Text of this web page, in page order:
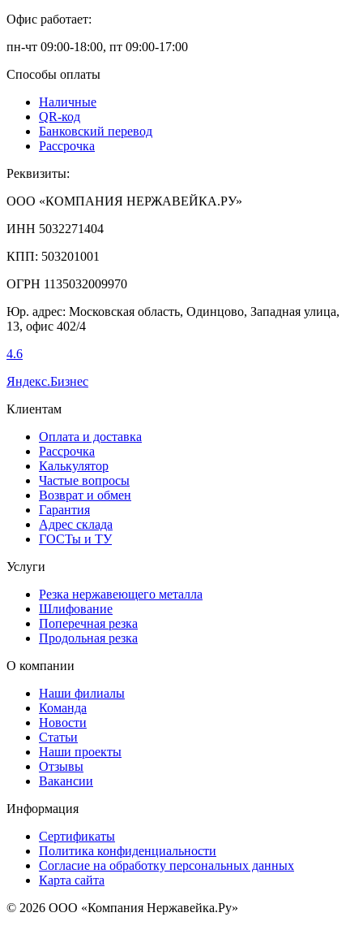
Офис работает:
пн-чт 09:00-18:00, пт 09:00-17:00
Способы оплаты
Наличные
QR-код
Банковский перевод
Рассрочка
Реквизиты:
ООО «КОМПАНИЯ НЕРЖАВЕЙКА.РУ»
ИНН 5032271404
КПП: 503201001
ОГРН 1135032009970
Юр. адрес: Московская область, Одинцово, Западная улица,
13, офис 402/4
4.6
Яндекс.Бизнес
Клиентам
Оплата и доставка
Рассрочка
Калькулятор
Частые вопросы
Возврат и обмен
Гарантия
Адрес склада
ГОСТы и ТУ
Услуги
Резка нержавеющего металла
Шлифование
Поперечная резка
Продольная резка
О компании
Наши филиалы
Команда
Новости
Статьи
Наши проекты
Отзывы
Вакансии
Информация
Сертификаты
Политика конфиденциальности
Согласие на обработку персональных данных
Карта сайта
© 2026 ООО «Компания Нержавейка.Ру»